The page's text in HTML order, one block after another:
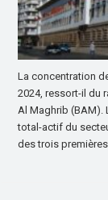
La concentration
2024, ressort-il du
Al Maghrib (BAM).
total-actif du
des trois